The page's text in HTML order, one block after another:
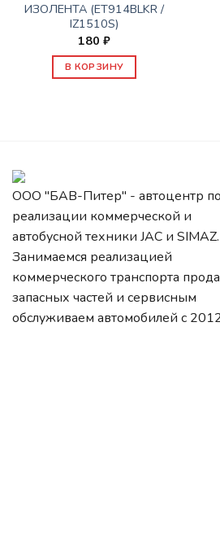
ИЗОЛЕНТА (ET914BLKR /
IZ1510S)
180₽
В КОРЗИНУ
ООО "БАВ-Питер" - автоцентр по
реализации коммерческой и
автобусной техники JAC и SIMAZ.
Занимаемся реализацией
коммерческого транспорта
запасных частей и сервисным
обслуживаем автомобилей c